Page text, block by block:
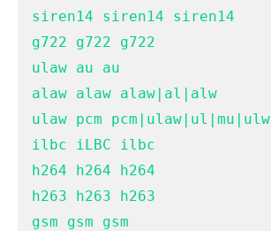
siren14 siren14 siren14
g722 g722 g722
ulaw au au
alaw alaw alaw|al|alw
ulaw pcm pcm|ulaw|ul|mu|ulw
ilbc iLBC ilbc
h264 h264 h264
h263 h263 h263
gsm gsm gsm